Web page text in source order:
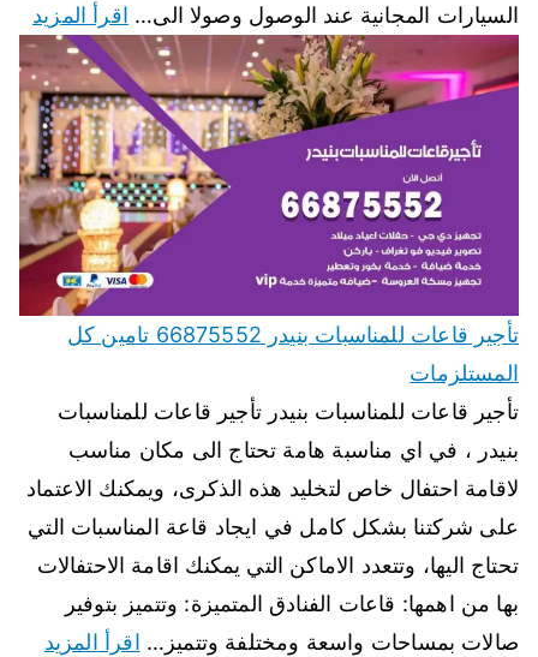
السيارات المجانية عند الوصول وصولا الى… اقرأ المزيد
تأجير قاعات للمناسبات بنيدر 66875552 تامين كل
المستلزمات
تأجير قاعات للمناسبات بنيدر تأجير قاعات للمناسبات
بنيدر ، في اي مناسبة هامة تحتاج الى مكان مناسب
لاقامة احتفال خاص لتخليد هذه الذكرى، ويمكنك الاعتماد
على شركتنا بشكل كامل في ايجاد قاعة المناسبات التي
تحتاج اليها، وتتعدد الاماكن التي يمكنك اقامة الاحتفالات
بها من اهمها: قاعات الفنادق المتميزة: وتتميز بتوفير
صالات بمساحات واسعة ومختلفة وتتميز… اقرأ المزيد